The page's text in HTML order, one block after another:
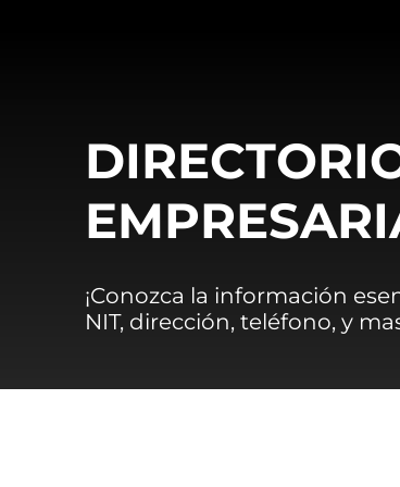
¡Conozca la información
NIT, dirección, teléfono, y